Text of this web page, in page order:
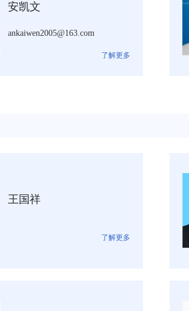
安凯文
ankaiwen2005@163.com
了解更多
王国祥
了解更多